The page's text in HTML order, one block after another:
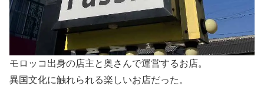
モロッコ出身の店主と奥さんで運営するお店。
異国文化に触れられる楽しいお店だった。